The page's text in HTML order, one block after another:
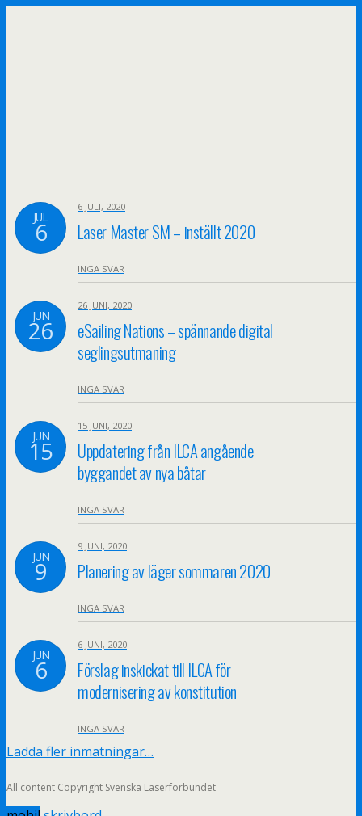
JUL
6
6 JULI, 2020
Laser Master SM – inställt 2020
INGA SVAR
JUN
26
26 JUNI, 2020
eSailing Nations – spännande digital
seglingsutmaning
INGA SVAR
JUN
15
15 JUNI, 2020
Uppdatering från ILCA angående
byggandet av nya båtar
INGA SVAR
JUN
9
9 JUNI, 2020
Planering av läger sommaren 2020
INGA SVAR
JUN
6
6 JUNI, 2020
Förslag inskickat till ILCA för
modernisering av konstitution
INGA SVAR
Ladda fler inmatningar…
All content Copyright Svenska Laserförbundet